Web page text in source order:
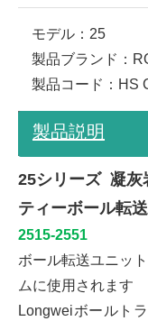
モデル： 25
製品ブランド：
製品コード： HS
製品説明
25シリーズ 凝灰
ティーボール転
2515-2551
ボール転送ユニッ
ムに使用されます
Longweiボールト